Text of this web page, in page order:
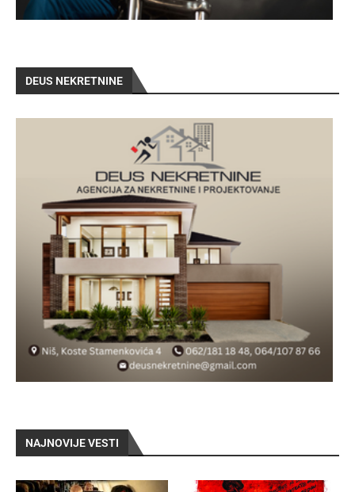
DEUS NEKRETNINE
NAJNOVIJE VESTI